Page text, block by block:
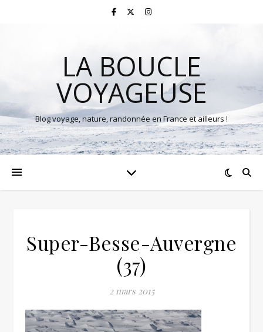
LA BOUCLE
VOYAGEUSE
Blog voyage, nature, randonnée en France et ailleurs !
Super-Besse-Auvergne
(37)
2 mars 2015